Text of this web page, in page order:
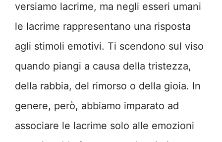
versiamo lacrime, ma negli esseri umani
le lacrime rappresentano una risposta
agli stimoli emotivi. Ti scendono sul viso
quando piangi a causa della tristezza,
della rabbia, del rimorso o della gioia. In
genere, però, abbiamo imparato ad
associare le lacrime solo alle emozioni